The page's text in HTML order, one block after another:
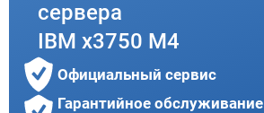
сервера
IBM x3750 M4
Официальный сервис
Гарантийное обслуживание